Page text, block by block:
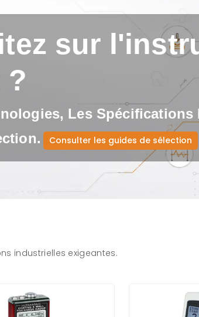
sur
?
Les
Consulter les guides de sélection
industrielles exigeantes.